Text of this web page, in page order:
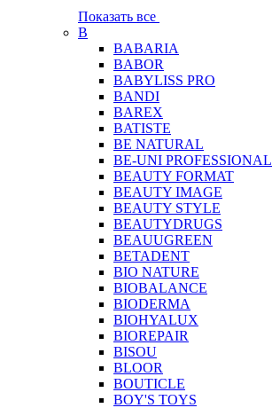
Показать все
B
BABARIA
BABOR
BABYLISS PRO
BANDI
BAREX
BATISTE
BE NATURAL
BE-UNI PROFESSIONAL
BEAUTY FORMAT
BEAUTY IMAGE
BEAUTY STYLE
BEAUTYDRUGS
BEAUUGREEN
BETADENT
BIO NATURE
BIOBALANCE
BIODERMA
BIOHYALUX
BIOREPAIR
BISOU
BLOOR
BOUTICLE
BOY'S TOYS